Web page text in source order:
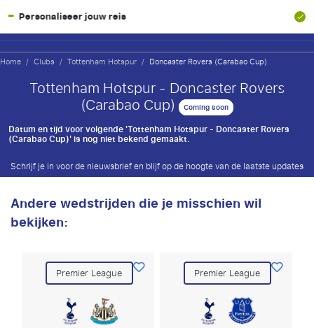
Home / Clubs / Tottenham Hotspur / Doncaster Rovers (Carabao Cup)
Tottenham Hotspur - Doncaster Rovers
(Carabao Cup) Coming soon
Datum en tijd voor volgende 'Tottenham Hotspur - Doncaster Rovers
(Carabao Cup)' is nog niet bekend gemaakt.
Schrijf je in voor de nieuwsbrief en blijf op de hoogte van de laatste updates
Andere wedstrijden die je misschien wil
bekijken:
Premier League Premier League